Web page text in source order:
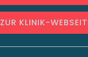
ZUR KLINIK-